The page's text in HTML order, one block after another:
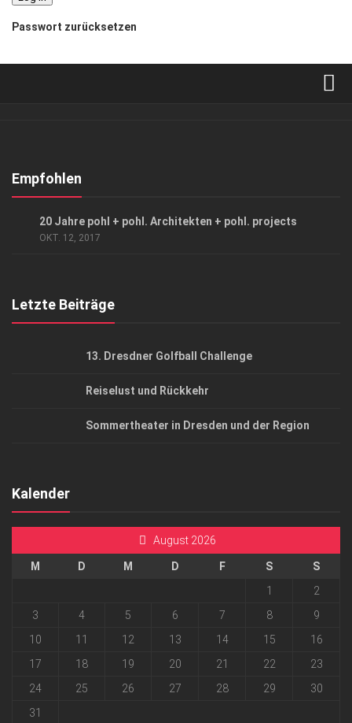
Passwort zurücksetzen
Kontakt, Impressum
Empfohlen
20 Jahre pohl + pohl. Architekten + pohl. projects
OKT. 12, 2017
Letzte Beiträge
13. Dresdner Golfball Challenge
Reiselust und Rückkehr
Sommertheater in Dresden und der Region
Kalender
August 2026
M D M D F S
S
1
2
3
4 5 6 7 8
9
10
11 12 13 14 15
16
17
18 19 20 21 22
23
24
25 26 27 28 29
30
31